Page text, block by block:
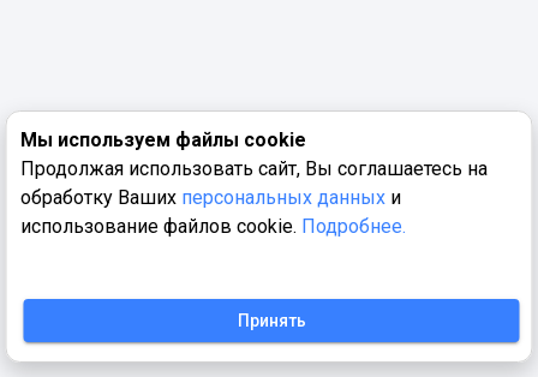
Мы используем файлы cookie
Продолжая использовать сайт, Вы соглашаетесь на
обработку Ваших персональных данных и
использование файлов cookie. Подробнее.
Принять